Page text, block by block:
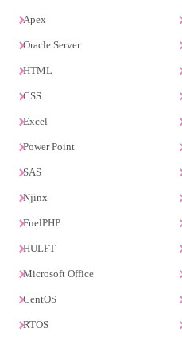
Apex
Oracle Server
HTML
CSS
Excel
Power Point
SAS
Njinx
FuelPHP
HULFT
Microsoft Office
CentOS
RTOS